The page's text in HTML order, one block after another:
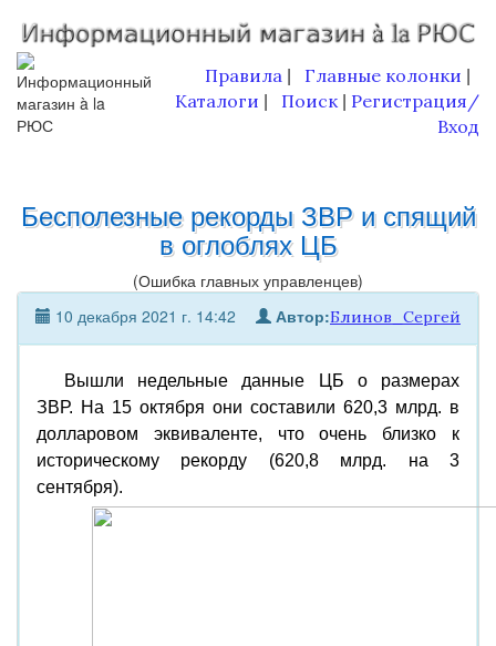
Правила Главные колонки
Каталоги Поиск
Регистрация/
Вход
Бесполезные рекорды ЗВР и спящий
в оглоблях ЦБ
(Ошибка главных управленцев)
10 декабря 2021 г. 14:42
Автор:Блинов_Сергей
Вышли недельные данные ЦБ о размерах
ЗВР. На 15 октября они составили 620,3 млрд. в
долларовом эквиваленте, что очень близко к
историческому рекорду (620,8 млрд. на 3
сентября).